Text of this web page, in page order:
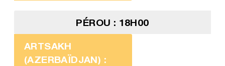
PÉROU : 18H00
ARTSAKH
(AZERBAÏDJAN) :